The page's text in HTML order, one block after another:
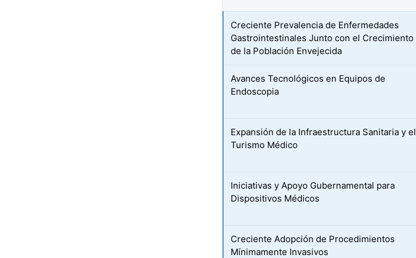
Creciente Prevalencia de Enfermedades
Gastrointestinales Junto con el Crecimiento
de la Población Envejecida
Avances Tecnológicos en Equipos de
Endoscopia
Expansión de la Infraestructura Sanitaria y el
Turismo Médico
Iniciativas y Apoyo Gubernamental para
Dispositivos Médicos
Creciente Adopción de Procedimientos
Mínimamente Invasivos